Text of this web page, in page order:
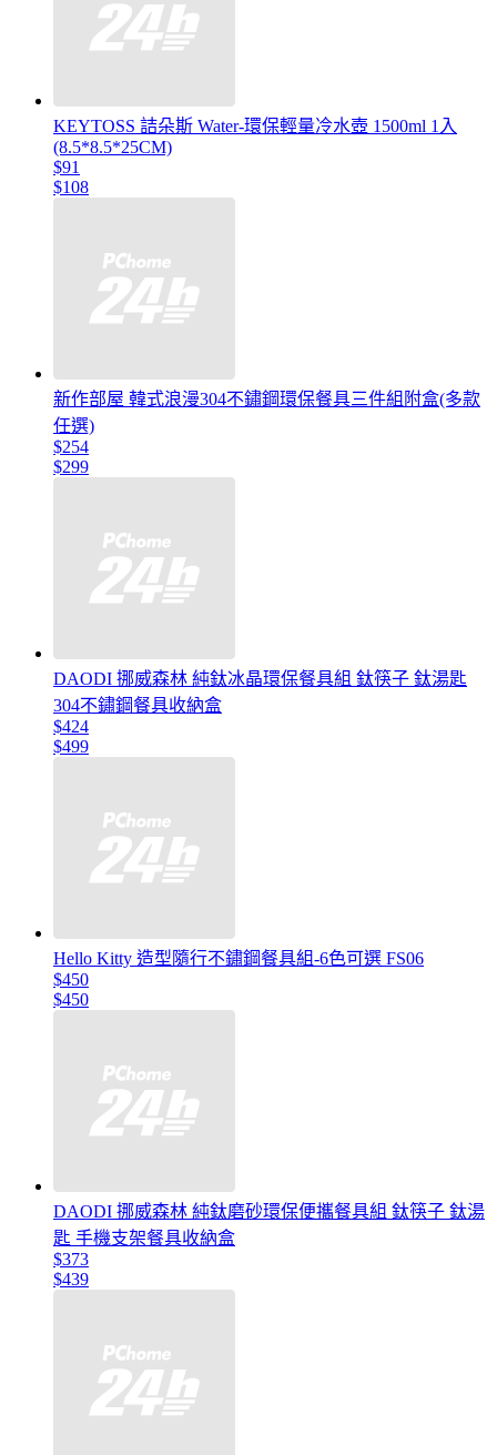
KEYTOSS 詰朵斯 Water-環保輕量冷水壺 1500ml 1入
(8.5*8.5*25CM)
$91
$108
新作部屋 韓式浪漫304不鏽鋼環保餐具三件組附盒(多款
任選)
$254
$299
DAODI 挪威森林 純鈦冰晶環保餐具組 鈦筷子 鈦湯匙
304不鏽鋼餐具收納盒
$424
$499
Hello Kitty 造型隨行不鏽鋼餐具組-6色可選 FS06
$450
$450
DAODI 挪威森林 純鈦磨砂環保便攜餐具組 鈦筷子 鈦湯
匙 手機支架餐具收納盒
$373
$439